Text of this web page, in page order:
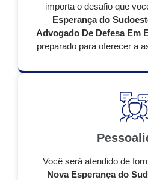
importa o desafio que
Esperança do
Advogado De Defesa Em
preparado para oferecer a
Você será atendido de
Nova Esperança do